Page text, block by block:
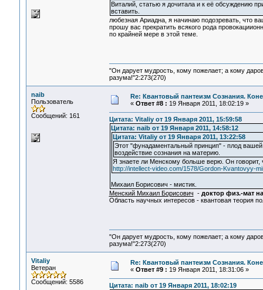
Виталий, статью я дочитала и к её обсуждению
вставить.
любезная Ариадна, я начинаю подозревать, что
прошу вас прекратить всякого рода
по крайней мере в этой теме.
"Он дарует мудрость, кому пожелает; а кому
разума!"2:273(270)
naib
Пользователь
Сообщений: 161
Re: Квантовый пантеизм Сознания.
« Ответ #8 : 19 Января 2011, 18:02:19 »
Цитата: Vitaliy от 19 Января 2011, 15:59:58
Цитата: naib от 19 Января 2011, 14:58:12
Цитата: Vitaliy от 19 Января 2011, 13:22:58
Этот "фунадаментальный принцип" - плод
воздействие сознания на материю.
Я знаете ли Менскому больше верю. Он говорит,
http://intellect-video.com/1578/Gordon-Kvantovyy-
Михаил Борисович - мистик.
Менский Михаил Борисович - доктор физ.-мат
Область научных интересов - квантовая теория
"Он дарует мудрость, кому пожелает; а кому
разума!"2:273(270)
Vitaliy
Ветеран
Сообщений: 5586
Re: Квантовый пантеизм Сознания.
« Ответ #9 : 19 Января 2011, 18:31:06 »
Цитата: naib от 19 Января 2011, 18:02:19